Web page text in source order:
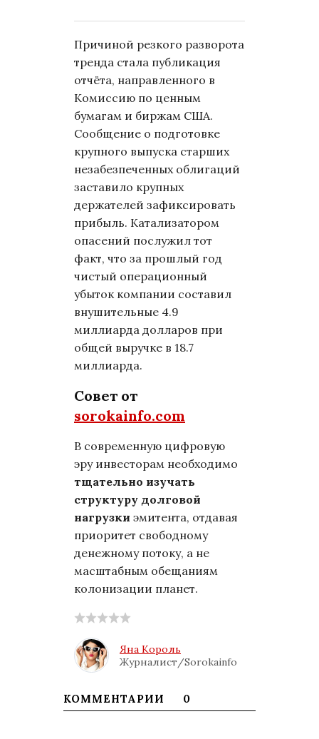
Причиной резкого разворота
тренда стала публикация
отчёта, направленного в
Комиссию по ценным
бумагам и биржам США.
Сообщение о подготовке
крупного выпуска старших
незабезпеченных облигаций
заставило крупных
держателей зафиксировать
прибыль. Катализатором
опасений послужил тот
факт, что за прошлый год
чистый операционный
убыток компании составил
внушительные 4.9
миллиарда долларов при
общей выручке в 18.7
миллиарда.
Совет от
sorokainfo.com
В современную цифровую
эру инвесторам необходимо
тщательно изучать
структуру долговой
нагрузки эмитента, отдавая
приоритет свободному
денежному потоку, а не
масштабным обещаниям
колонизации планет.
Яна Король
Журналист/Sorokainfo
КОММЕНТАРИИ 0